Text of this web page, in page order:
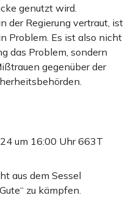
genutzt wird.
der Regierung vertraut, ist
Problem. Es ist also nicht
das Problem, sondern
gegenüber der
um 16:00 Uhr663T
aus dem Sessel
zu kämpfen.